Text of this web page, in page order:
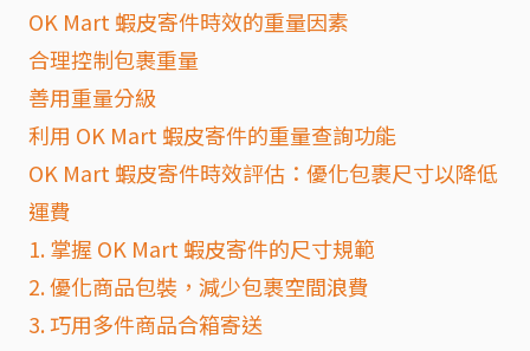
OK Mart 蝦皮寄件時效的重量因素
合理控制包裹重量
善用重量分級
利用 OK Mart 蝦皮寄件的重量查詢功能
OK Mart 蝦皮寄件時效評估：優化包裹尺寸以降低
運費
1. 掌握 OK Mart 蝦皮寄件的尺寸規範
2. 優化商品包裝，減少包裹空間浪費
3. 巧用多件商品合箱寄送